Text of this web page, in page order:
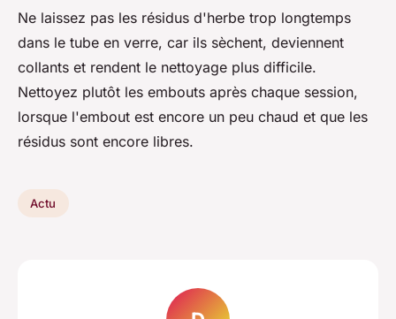
Ne laissez pas les résidus d'herbe trop longtemps
dans le tube en verre, car ils sèchent, deviennent
collants et rendent le nettoyage plus difficile.
Nettoyez plutôt les embouts après chaque session,
lorsque l'embout est encore un peu chaud et que les
résidus sont encore libres.
Actu